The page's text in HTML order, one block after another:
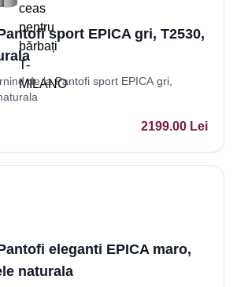
sport EPICA gri, T2530,
de la Pantofi sport EPICA gri,
2199.00 Lei
eleganti EPICA maro,
naturala